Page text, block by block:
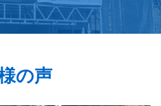
の声